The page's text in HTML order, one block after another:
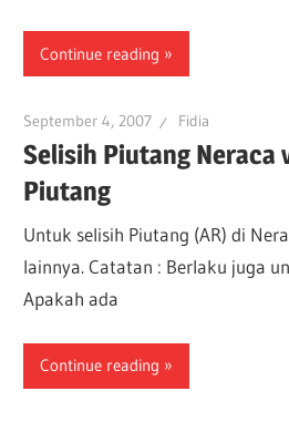
Continue reading
September 4, 2007 Fidia
Selisih Piutang Neraca
Piutang
Untuk selisih Piutang (AR) di
lainnya. Catatan : Berlaku juga
Apakah ada
Continue reading